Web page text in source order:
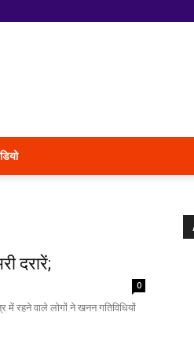
दरारें;
0
में रहने वाले लोगों ने खनन गतिविधियों